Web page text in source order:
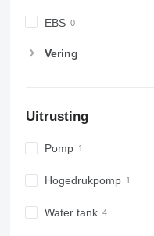
EBS
Vering
Uitrusting
Pomp
Hogedrukpomp
Water tank